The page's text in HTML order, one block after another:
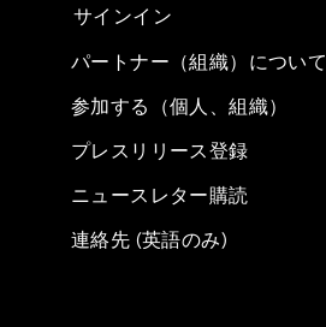
サインイン
パートナー（組織）につい
参加する（個人、組織）
プレスリリース登録
ニュースレター購読
連絡先 (英語のみ)